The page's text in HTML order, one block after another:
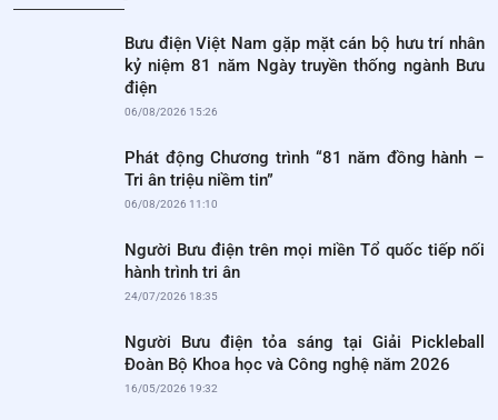
Bưu điện Việt Nam gặp mặt cán bộ hưu trí nhân
kỷ niệm 81 năm Ngày truyền thống ngành Bưu
điện
06/08/2026 15:26
Phát động Chương trình “81 năm đồng hành –
Tri ân triệu niềm tin”
06/08/2026 11:10
Người Bưu điện trên mọi miền Tổ quốc tiếp nối
hành trình tri ân
24/07/2026 18:35
Người Bưu điện tỏa sáng tại Giải Pickleball
Đoàn Bộ Khoa học và Công nghệ năm 2026
16/05/2026 19:32